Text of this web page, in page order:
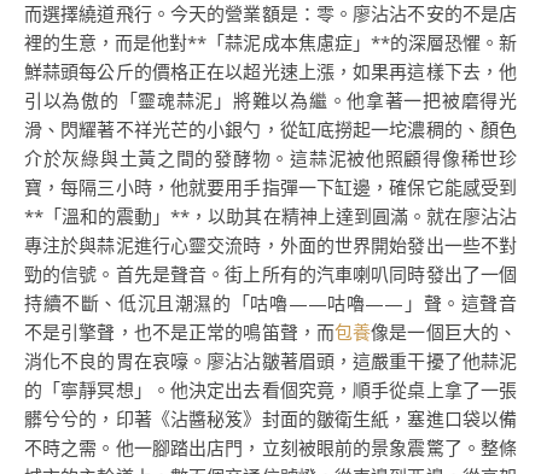
而選擇繞道飛行。今天的營業額是：零。廖沾沾不安的不是店
裡的生意，而是他對**「蒜泥成本焦慮症」**的深層恐懼。新
鮮蒜頭每公斤的價格正在以超光速上漲，如果再這樣下去，他
引以為傲的「靈魂蒜泥」將難以為繼。他拿著一把被磨得光
滑、閃耀著不祥光芒的小銀勺，從缸底撈起一坨濃稠的、顏色
介於灰綠與土黃之間的發酵物。這蒜泥被他照顧得像稀世珍
寶，每隔三小時，他就要用手指彈一下缸邊，確保它能感受到
**「溫和的震動」**，以助其在精神上達到圓滿。就在廖沾沾
專注於與蒜泥進行心靈交流時，外面的世界開始發出一些不對
勁的信號。首先是聲音。街上所有的汽車喇叭同時發出了一個
持續不斷、低沉且潮濕的「咕嚕——咕嚕——」聲。這聲音
不是引擎聲，也不是正常的鳴笛聲，而包養像是一個巨大的、
消化不良的胃在哀嚎。廖沾沾皺著眉頭，這嚴重干擾了他蒜泥
的「寧靜冥想」。他決定出去看個究竟，順手從桌上拿了一張
髒兮兮的，印著《沾醬秘笈》封面的皺衛生紙，塞進口袋以備
不時之需。他一腳踏出店門，立刻被眼前的景象震驚了。整條